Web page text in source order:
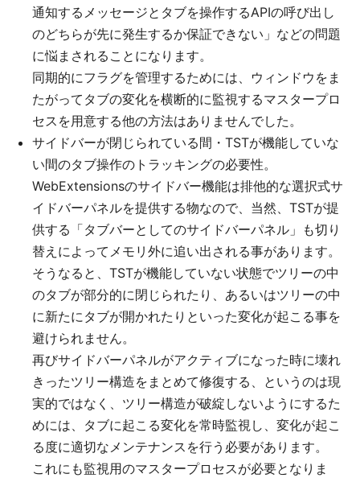
通知するメッセージとタブを操作するAPIの呼び出し
のどちらが先に発生するか保証できない」などの問題
に悩まされることになります。
同期的にフラグを管理するためには、ウィンドウをま
たがってタブの変化を横断的に監視するマスタープロ
セスを用意する他の方法はありませんでした。
サイドバーが閉じられている間・TSTが機能していな
い間のタブ操作のトラッキングの必要性。
WebExtensionsのサイドバー機能は排他的な選択式サ
イドバーパネルを提供する物なので、当然、TSTが提
供する「タブバーとしてのサイドバーパネル」も切り
替えによってメモリ外に追い出される事があります。
そうなると、TSTが機能していない状態でツリーの中
のタブが部分的に閉じられたり、あるいはツリーの中
に新たにタブが開かれたりといった変化が起こる事を
避けられません。
再びサイドバーパネルがアクティブになった時に壊れ
きったツリー構造をまとめて修復する、というのは現
実的ではなく、ツリー構造が破綻しないようにするた
めには、タブに起こる変化を常時監視し、変化が起こ
る度に適切なメンテナンスを行う必要があります。
これにも監視用のマスタープロセスが必要となりま